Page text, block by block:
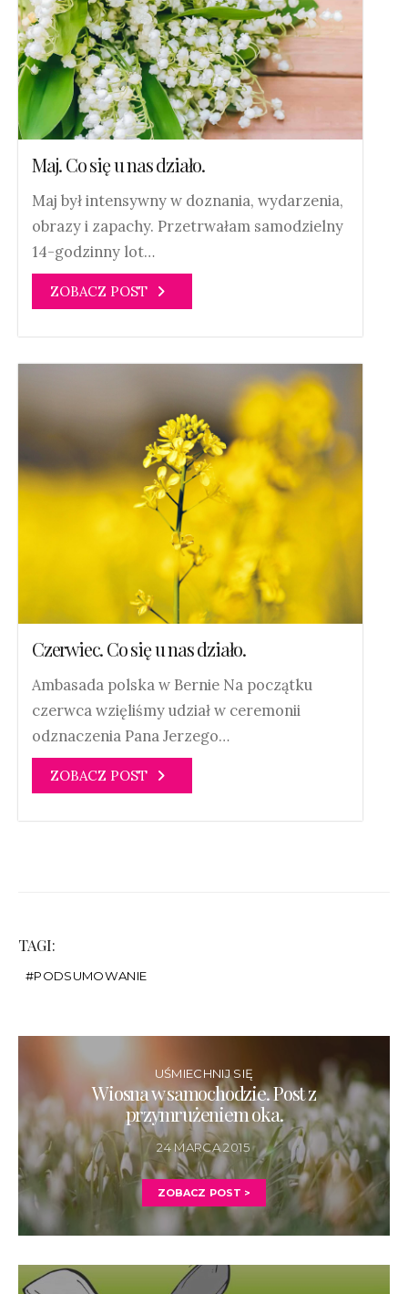
Maj. Co się u nas działo.
Maj był intensywny w doznania, wydarzenia,
obrazy i zapachy. Przetrwałam samodzielny
14-godzinny lot…
ZOBACZ POST
Czerwiec. Co się u nas działo.
Ambasada polska w Bernie Na początku
czerwca wzięliśmy udział w ceremonii
odznaczenia Pana Jerzego…
ZOBACZ POST
TAGI:
PODSUMOWANIE
UŚMIECHNIJ SIĘ
Wiosna w samochodzie. Post z
przymrużeniem oka.
24 MARCA 2015
ZOBACZ POST >